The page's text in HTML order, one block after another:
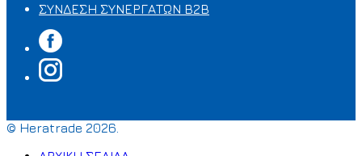
ΣΥΝΔΕΣΗ ΣΥΝΕΡΓΑΤΩΝ B2B
© Heratrade 2026.